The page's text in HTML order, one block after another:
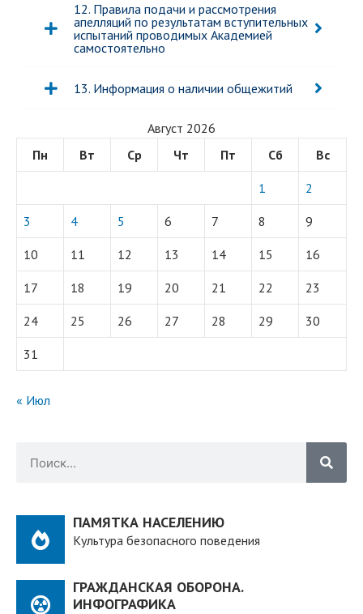
12. Правила подачи и рассмотрения
апелляций по результатам вступительных
испытаний проводимых Академией
самостоятельно
13. Информация о наличии общежитий
Август 2026
Пн
Вт Ср Чт Пт Сб Вс
1 2
3 4 5 6 7 8 9
10 11 12 13 14 15 16
17 18 19 20 21 22 23
24 25 26 27 28 29 30
31
« Июл
ПАМЯТКА НАСЕЛЕНИЮ
Культура безопасного поведения
ГРАЖДАНСКАЯ ОБОРОНА.
ИНФОГРАФИКА